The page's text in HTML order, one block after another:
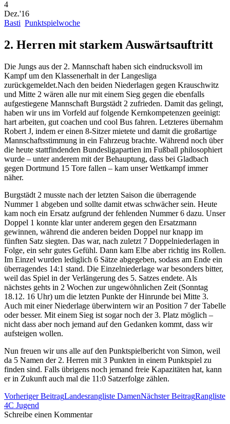
4
Dez.'16
Basti Punktspielwoche
2. Herren mit starkem Auswärtsauftritt
Die Jungs aus der 2. Mannschaft haben sich eindrucksvoll im
Kampf um den Klassenerhalt in der Langesliga
zurückgemeldet.Nach den beiden Niederlagen gegen Krauschwitz
und Mitte 2 wären alle nur mit einem Sieg gegen die ebenfalls
aufgestiegene Mannschaft Burgstädt 2 zufrieden. Damit das gelingt,
haben wir uns im Vorfeld auf folgende Kernkompetenzen geeinigt:
hart arbeiten, gut coachen und cool Bus fahren. Letzteres übernahm
Robert J, indem er einen 8-Sitzer mietete und damit die großartige
Mannschaftsstimmung in ein Fahrzeug brachte. Während noch über
die heute stattfindenden Bundesligapartien im Fußball philosophiert
wurde – unter anderem mit der Behauptung, dass bei Gladbach
gegen Dortmund 15 Tore fallen – kam unser Wettkampf immer
näher.
Burgstädt 2 musste nach der letzten Saison die überragende
Nummer 1 abgeben und sollte damit etwas schwächer sein. Heute
kam noch ein Ersatz aufgrund der fehlenden Nummer 6 dazu. Unser
Doppel 1 konnte klar unter anderem gegen den Ersatzmann
gewinnen, während die anderen beiden Doppel nur knapp im
fünften Satz siegten. Das war, nach zuletzt 7 Doppelniederlagen in
Folge, ein sehr gutes Gefühl. Dann kam Elbe aber richtig ins Rollen.
Im Einzel wurden lediglich 6 Sätze abgegeben, sodass am Ende ein
überragendes 14:1 stand. Die Einzelniederlage war besonders bitter,
weil das Spiel in der Verlängerung des 5. Satzes endete. Als
nächstes gehts in 2 Wochen zur ungewöhnlichen Zeit (Sonntag
18.12. 16 Uhr) um die letzten Punkte der Hinrunde bei Mitte 3.
Auch mit einer Niederlage überwintern wir an Position 7 der Tabelle
oder besser. Mit einem Sieg ist sogar noch der 3. Platz möglich –
nicht dass aber noch jemand auf den Gedanken kommt, dass wir
aufsteigen wollen.
Nun freuen wir uns alle auf den Punktspielbericht von Simon, weil
da 5 Namen der 2. Herren mit 3 Punkten in einem Punktspiel zu
finden sind. Falls übrigens noch jemand freie Kapazitäten hat, kann
er in Zukunft auch mal die 11:0 Satzerfolge zählen.
Beitrags-
Navigation
Vorheriger BeitragLandesrangliste DamenNächster BeitragRangliste
4C Jugend
Schreibe einen Kommentar